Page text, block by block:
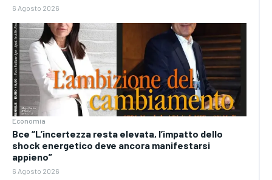
6 Agosto 2026
Economia
Bce “L’incertezza resta elevata, l’impatto dello
shock energetico deve ancora manifestarsi
appieno”
6 Agosto 2026